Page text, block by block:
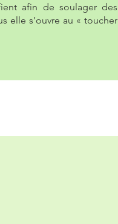
afin de soulager des
elle s’ouvre au « toucher